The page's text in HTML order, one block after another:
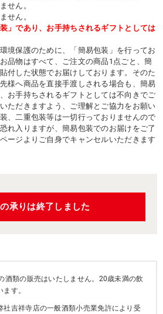
せん。
せん。
」であり、お手持ちされるギフトとしては
境保護のために、「簡易包装」を行ってお
品物はすべて、ご注文の商品1点ごと、簡
付した状態でお届けしております。そのた
様へ商品を直接手渡しされる場合も、簡易
お手持ちされるギフトとしては不向きでご
ただきますよう、ご理解とご協力をお願い
、二重包装等は一切行っておりませんので
れ入りますが、簡易包装でのお届けをご了
ージよりご自身でキャンセルいただきます
承りは終了しました
酒類の販売はいたしません。20歳未満の飲
す。
社吉祥寺店の一般酒類小売業免許により受